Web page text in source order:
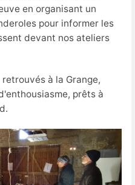
en organisant un
pour informer les
devant nos ateliers
à la Grange,
prêts à